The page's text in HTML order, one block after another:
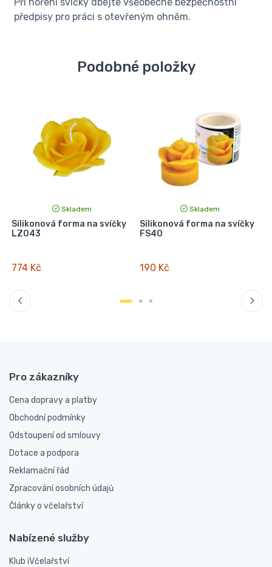
předpisy pro práci s otevřeným ohněm.
Podobné položky
Skladem
Silikonová forma na svíčky
LZ043
774 Kč
Skladem
Silikonová forma na svíčky
FS40
190 Kč
Pro zákazníky
Cena dopravy a platby
Obchodní podmínky
Odstoupení od smlouvy
Dotace a podpora
Reklamační řád
Zpracování osobních údajů
Články o včelařství
Nabízené služby
Klub iVčelařství